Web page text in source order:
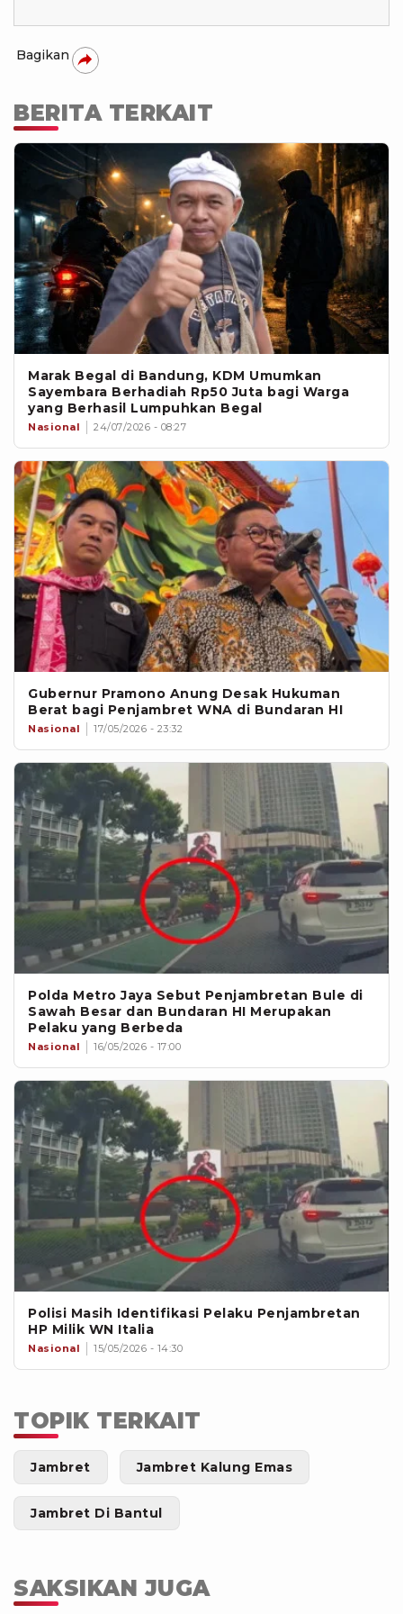
Bagikan
BERITA TERKAIT
Marak Begal di Bandung, KDM Umumkan
Sayembara Berhadiah Rp50 Juta bagi Warga
yang Berhasil Lumpuhkan Begal
Nasional 24/07/2026 - 08:27
Gubernur Pramono Anung Desak Hukuman
Berat bagi Penjambret WNA di Bundaran HI
Nasional 17/05/2026 - 23:32
Polda Metro Jaya Sebut Penjambretan Bule di
Sawah Besar dan Bundaran HI Merupakan
Pelaku yang Berbeda
Nasional 16/05/2026 - 17:00
Polisi Masih Identifikasi Pelaku Penjambretan
HP Milik WN Italia
Nasional 15/05/2026 - 14:30
TOPIK TERKAIT
Jambret Jambret Kalung Emas
Jambret Di Bantul
SAKSIKAN JUGA